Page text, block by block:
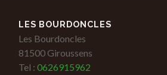
LES BOURDONCLES
Les Bourdoncles
81500 Giroussens
Tel : 0626915962